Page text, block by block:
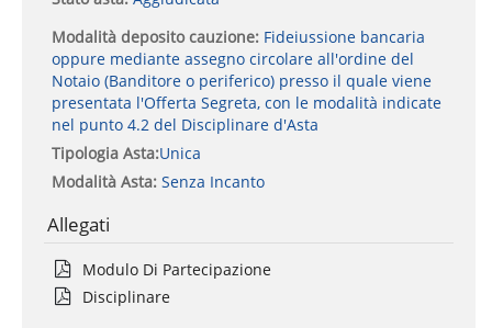
Modalità deposito cauzione: Fideiussione bancaria
oppure mediante assegno circolare all'ordine del
Notaio (Banditore o periferico) presso il quale viene
presentata l'Offerta Segreta, con le modalità indicate
nel punto 4.2 del Disciplinare d'Asta
Tipologia Asta:Unica
Modalità Asta:Senza Incanto
Allegati
Modulo Di Partecipazione
Disciplinare